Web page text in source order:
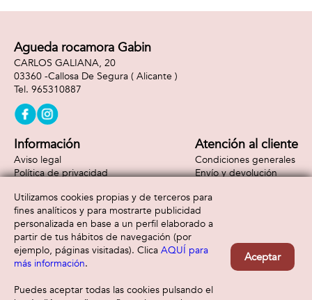
Agueda rocamora Gabin
CARLOS GALIANA, 20
03360 -Callosa De Segura ( Alicante )
965310887
Información
Aviso legal
Política de privacidad
Atención al cliente
Condiciones generales
Envío y devolución
Formas de pago
Utilizamos cookies propias y de terceros para
fines analíticos y para mostrarte publicidad
personalizada en base a un perfil elaborado a
partir de tus hábitos de navegación (por
ejemplo, páginas visitadas). Clica AQUÍ para
más información.
Puedes aceptar todas las cookies pulsando el
Aceptar